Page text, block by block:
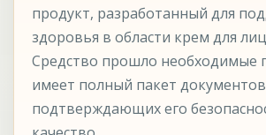
продукт, разработанный для
здоровья в области крем для
Средство прошло необходимые
имеет полный пакет
подтверждающих его